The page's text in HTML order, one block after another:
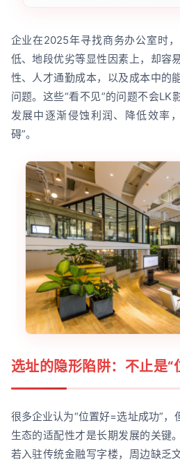
企业在2025年寻找商务办公室时
低、地段优劣等显性因素上，却容
性、人才通勤成本，以及成本中的
问题。这些“看不见”的问题不会LK
发展中逐渐侵蚀利润、降低效率
碍”。
选址的隐形陷阱：不止是“
很多企业认为“位置好=选址成功”，
生态的适配性才是长期发展的关键
若入驻传统金融写字楼，周边缺乏